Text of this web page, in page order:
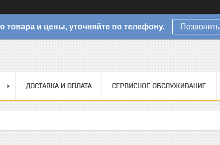
товара и цены, уточняйте по телефону. Позвонить
ДОСТАВКА И ОПЛАТА СЕРВИСНОЕ ОБСЛУЖИВАНИЕ